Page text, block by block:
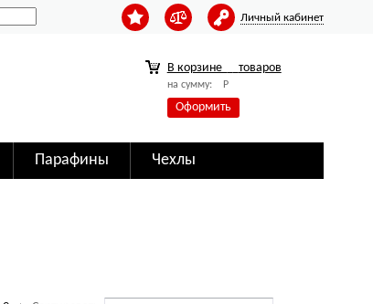
Личный кабинет
В корзине товаров
на сумму: Р
Оформить
Парафины Чехлы